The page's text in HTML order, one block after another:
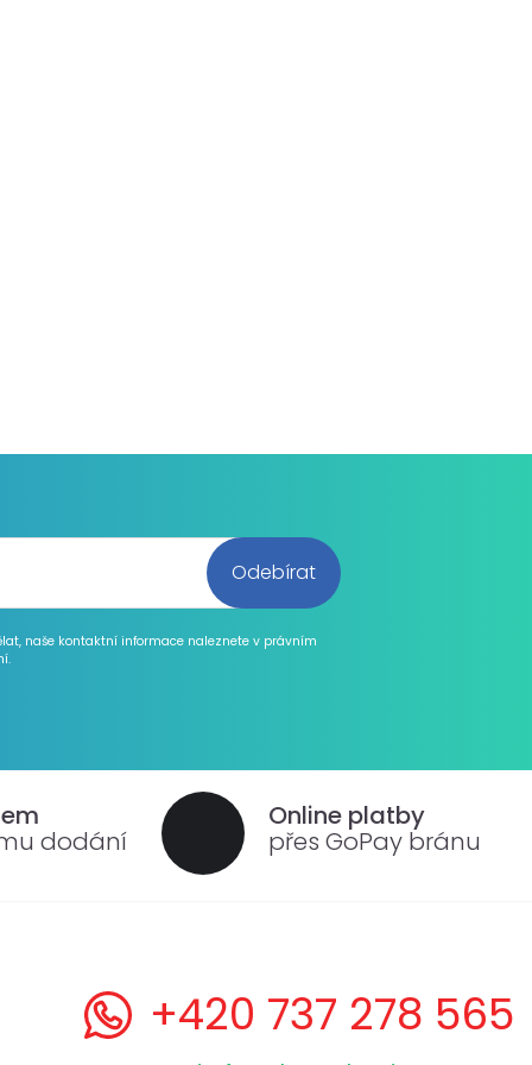
naše kontaktní informace naleznete v právním
dodání
Online platby
přes GoPay bránu
+420 737 278 565